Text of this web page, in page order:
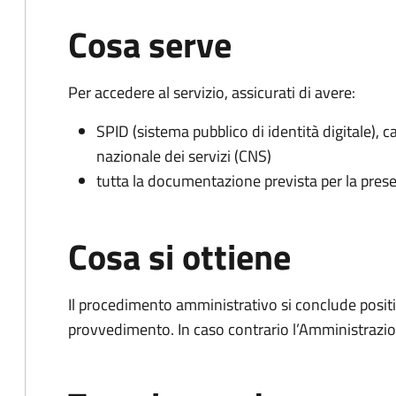
Cosa serve
Per accedere al servizio, assicurati di avere:
SPID (sistema pubblico di identità digitale),
nazionale dei servizi (CNS)
tutta la documentazione prevista per la
Cosa si ottiene
Il procedimento amministrativo si conclude
provvedimento. In caso contrario